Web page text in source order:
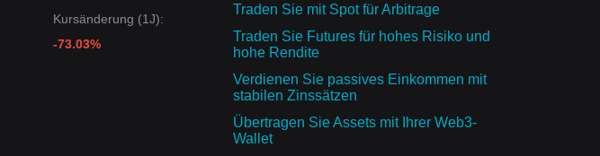
Kursänderung (1J):
-73.03%
Traden Sie mit Spot für Arbitrage
Traden Sie Futures für hohes Risiko und
hohe Rendite
Verdienen Sie passives Einkommen mit
stabilen Zinssätzen
Übertragen Sie Assets mit Ihrer Web3-
Wallet